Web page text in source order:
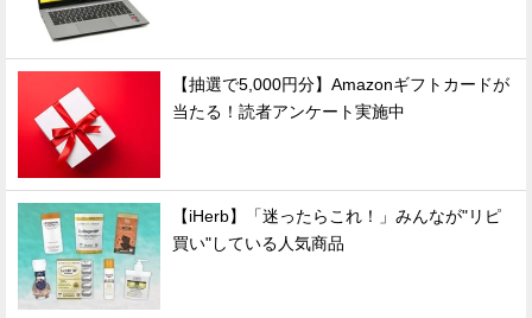
【抽選で5,000円分】Amazonギフトカードが
当たる！読者アンケート実施中
【iHerb】「迷ったらこれ！」みんなが"リピ
買い"している人気商品